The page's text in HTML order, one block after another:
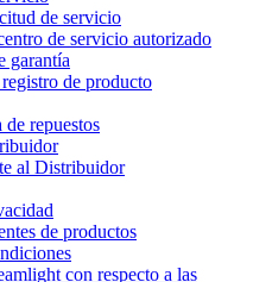
de servicio
de servicio autorizado
garantía
de producto
repuestos
al Distribuidor
de productos
con respecto a las